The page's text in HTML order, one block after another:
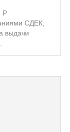
Р
СДЕК,
выдачи